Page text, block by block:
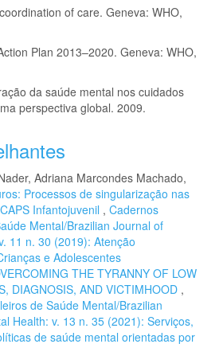
of care. Geneva: WHO,
Plan 2013–2020. Geneva: WHO,
da saúde mental nos cuidados
perspectiva global. 2009.
Adriana Marcondes Machado,
Processos de singularização nas
Infantojuvenil , Cadernos
Mental/Brazilian Journal of
11 n. 30 (2019): Atenção
e Adolescentes
THE TYRANNY OF LOW
DIAGNOSIS, AND VICTIMHOOD ,
de Saúde Mental/Brazilian
Health: v. 13 n. 35 (2021): Serviços,
de saúde mental orientadas por